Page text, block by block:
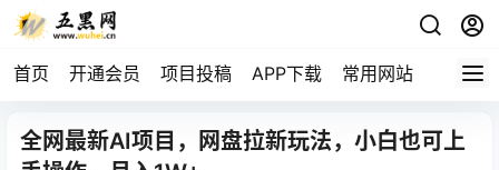
首页 开通会员 项目投稿 APP下载 常用网站
全网最新AI项目，网盘拉新玩法，小白也可上